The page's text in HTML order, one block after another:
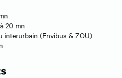
20 mn
interurbain (Envibus & ZOU)